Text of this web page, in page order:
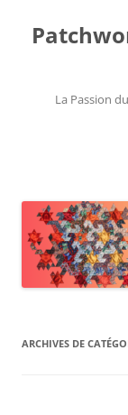
La Passion
ARCHIVES DE